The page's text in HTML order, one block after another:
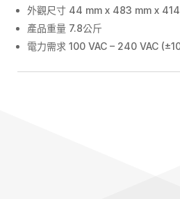
外觀尺寸 44 mm x 483 mm x
產品重量 7.8公斤
電力需求 100 VAC – 240 VAC